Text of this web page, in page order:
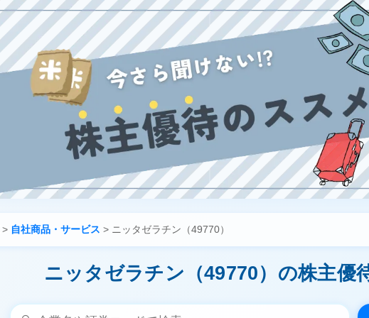
> 自社商品・サービス > ニッタゼラチン（49770）
ニッタゼラチン（49770）の株主優